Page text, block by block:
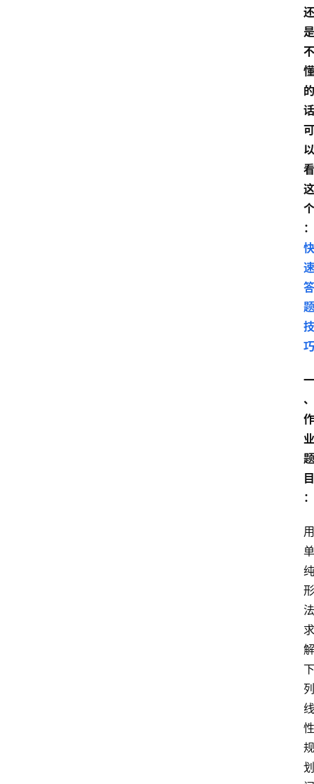
还
是
不
懂
的
话
可
以
看
这
个
：
快
速
答
题
技
巧
一
、
作
业
题
目
：
用
单
纯
形
法
求
解
下
列
线
性
规
划